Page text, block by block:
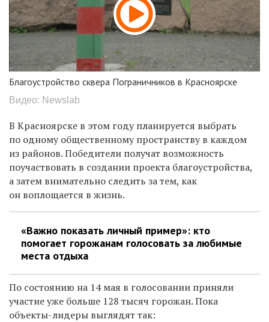
Благоустройство сквера Пограничников в Красноярске
Видео: Newslab
В Красноярске в этом году планируется выбрать
по одному общественному пространству в каждом
из районов. Победители получат возможность
поучаствовать в создании проекта благоустройства,
а затем внимательно следить за тем, как
он воплощается в жизнь.
«Важно показать личный пример»: кто
помогает горожанам голосовать за любимые
места отдыха
По состоянию на 14 мая в голосовании приняли
участие уже больше 128 тысяч горожан. Пока
объекты-лидеры выглядят так: